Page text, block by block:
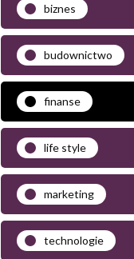
biznes
budownictwo
finanse
life style
marketing
technologie